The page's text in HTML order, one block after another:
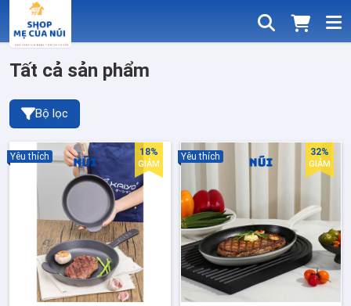
Tất cả sản phẩm
Bộ lọc
Yêu thích 18%
GIẢM
Yêu thích 32%
GIẢM